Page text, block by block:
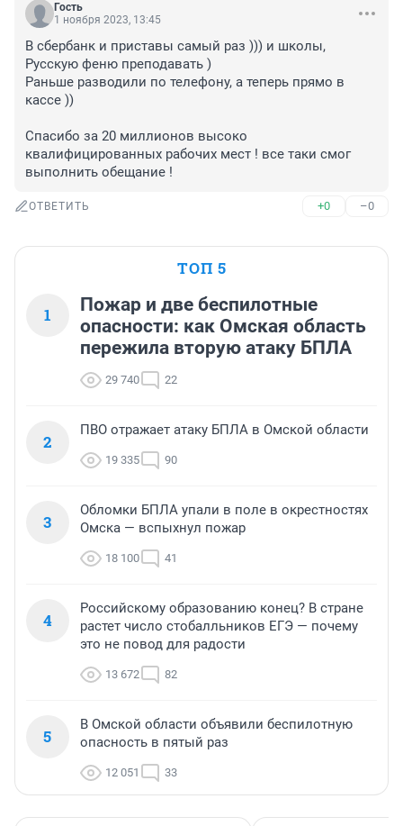
Гость
1 ноября 2023, 13:45
В сбербанк и приставы самый раз ))) и школы,
Русскую феню преподавать )
Раньше разводили по телефону, а теперь прямо в
кассе ))
Спасибо за 20 миллионов высоко
квалифицированных рабочих мест ! все таки смог
выполнить обещание !
ОТВЕТИТЬ +0 –0
ТОП 5
1
Пожар и две беспилотные
опасности: как Омская область
пережила вторую атаку БПЛА
29 740 22
2
ПВО отражает атаку БПЛА в Омской области
19 335 90
3
Обломки БПЛА упали в поле в окрестностях
Омска — вспыхнул пожар
18 100 41
4
Российскому образованию конец? В стране
растет число стобалльников ЕГЭ — почему
это не повод для радости
13 672 82
5
В Омской области объявили беспилотную
опасность в пятый раз
12 051 33